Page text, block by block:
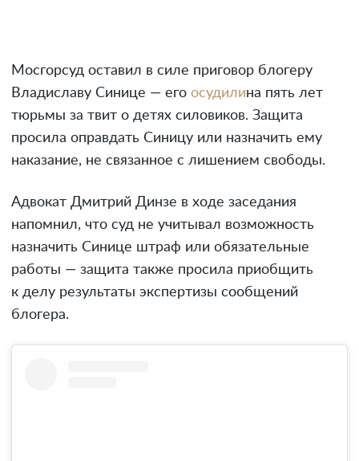
Мосгорсуд оставил в силе приговор блогеру
Владиславу Синице — его осудилина пять лет
тюрьмы за твит о детях силовиков. Защита
просила оправдать Синицу или назначить ему
наказание, не связанное с лишением свободы.
Адвокат Дмитрий Динзе в ходе заседания
напомнил, что суд не учитывал возможность
назначить Синице штраф или обязательные
работы — защита также просила приобщить
к делу результаты экспертизы сообщений
блогера.